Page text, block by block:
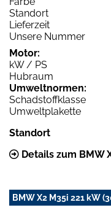
Standort
Lieferzeit
Unsere Nummer
Motor:
kW / PS
Hubraum
Umweltnormen:
Schadstoffklasse
Umweltplakette
Standort
Details zum BMW
BMW X2 M35i 221 kW